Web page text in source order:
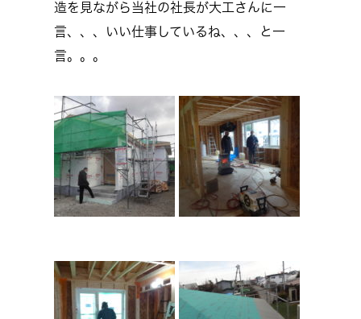
造を見ながら当社の社長が大工さんに一
言、、、いい仕事しているね、、、と一
言。。。